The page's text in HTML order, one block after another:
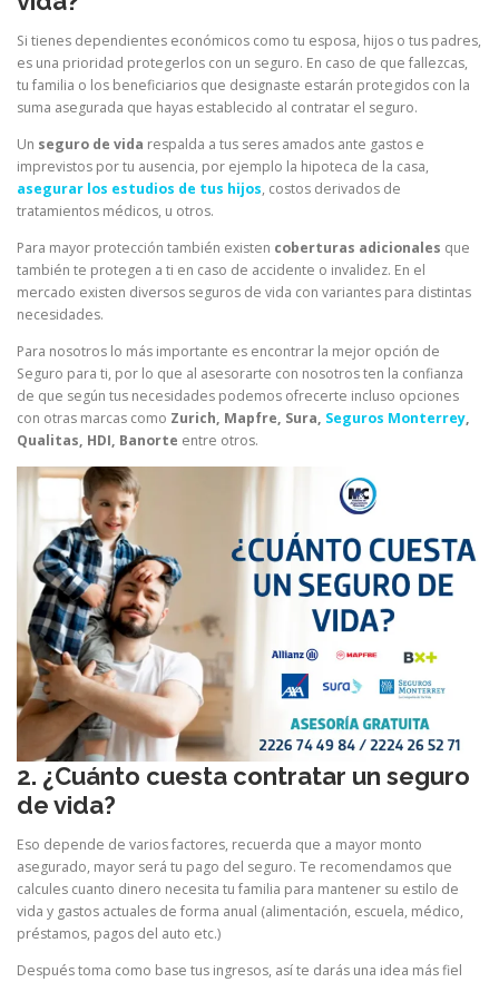
Si tienes dependientes económicos como tu esposa, hijos o tus padres,
es una prioridad protegerlos con un seguro. En caso de que fallezcas,
tu familia o los beneficiarios que designaste estarán protegidos con la
suma asegurada que hayas establecido al contratar el seguro.
Un seguro de vida respalda a tus seres amados ante gastos e
imprevistos por tu ausencia, por ejemplo la hipoteca de la casa,
asegurar los estudios de tus hijos, costos derivados de
tratamientos médicos, u otros.
Para mayor protección también existen coberturas adicionales que
también te protegen a ti en caso de accidente o invalidez. En el
mercado existen diversos seguros de vida con variantes para distintas
necesidades.
Para nosotros lo más importante es encontrar la mejor opción de
Seguro para ti, por lo que al asesorarte con nosotros ten la confianza
de que según tus necesidades podemos ofrecerte incluso opciones
con otras marcas como Zurich, Mapfre, Sura, Seguros Monterrey,
Qualitas, HDI, Banorte entre otros.
2. ¿Cuánto cuesta contratar un seguro
de vida?
Eso depende de varios factores, recuerda que a mayor monto
asegurado, mayor será tu pago del seguro. Te recomendamos que
calcules cuanto dinero necesita tu familia para mantener su estilo de
vida y gastos actuales de forma anual (alimentación, escuela, médico,
préstamos, pagos del auto etc.)
Después toma como base tus ingresos, así te darás una idea más fiel